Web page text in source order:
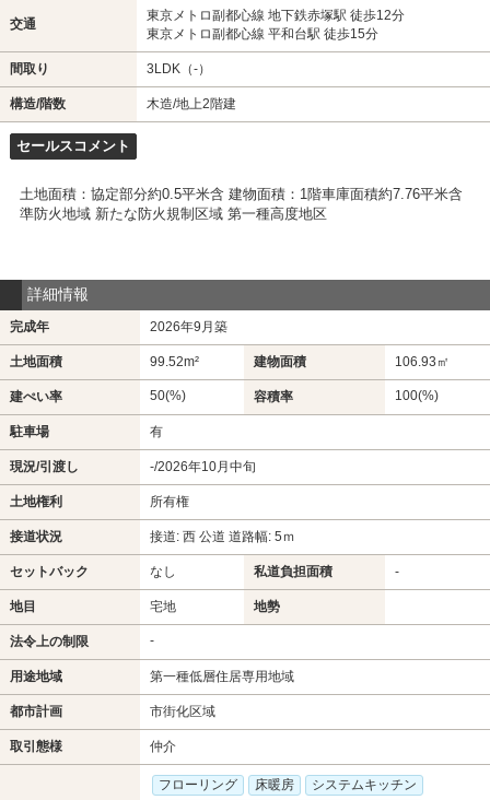
交通
東京メトロ副都心線 地下鉄赤塚駅 徒歩12分
東京メトロ副都心線 平和台駅 徒歩15分
間取り 3LDK（-）
構造/階数 木造/地上2階建
セールスコメント
土地面積：協定部分約0.5平米含 建物面積：1階車庫面積約7.76平米含
準防火地域 新たな防火規制区域 第一種高度地区
詳細情報
完成年 2026年9月築
土地面積 99.52m² 建物面積 106.93㎡
建ぺい率 50(%) 容積率 100(%)
駐車場 有
現況/引渡し -/2026年10月中旬
土地権利 所有権
接道状況 接道: 西 公道 道路幅: 5ｍ
セットバック なし 私道負担面積 -
地目 宅地 地勢
法令上の制限 -
用途地域 第一種低層住居専用地域
都市計画 市街化区域
取引態様 仲介
フローリング 床暖房
システムキッチン